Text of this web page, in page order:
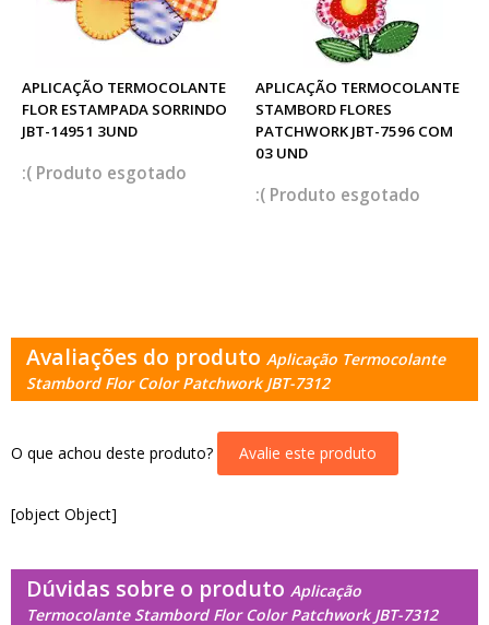
APLICAÇÃO TERMOCOLANTE
FLOR ESTAMPADA SORRINDO
JBT-14951 3UND
esgotado
APLICAÇÃO TERMOCOLANTE
STAMBORD FLORES
PATCHWORK JBT-7596 COM
03 UND
esgotado
Avaliações do produto Aplicação Termocolante
Stambord Flor Color Patchwork JBT-7312
O que achou deste produto? Avalie este produto
[object Object]
Dúvidas sobre o produto Aplicação
Termocolante Stambord Flor Color Patchwork JBT-7312